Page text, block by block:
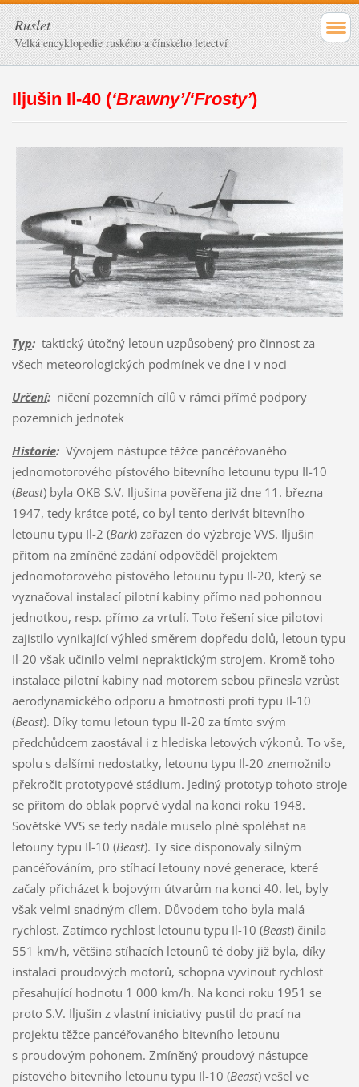
Ruslet
Velká encyklopedie ruského a čínského letectví
Iljušin Il-40 (‘Brawny’/‘Frosty’)
Typ:taktický útočný letoun uzpůsobený pro činnost za
všech meteorologických podmínek ve dne i v noci
Určení:ničení pozemních cílů v rámci přímé podpory
pozemních jednotek
Historie:Vývojem nástupce těžce pancéřovaného
jednomotorového pístového bitevního letounu typu Il-10
(Beast) byla OKB S.V. Iljušina pověřena již dne 11. března
1947, tedy krátce poté, co byl tento derivát bitevního
letounu typu Il-2 (Bark) zařazen do výzbroje VVS. Iljušin
přitom na zmíněné zadání odpověděl projektem
jednomotorového pístového letounu typu Il-20, který se
vyznačoval instalací pilotní kabiny přímo nad pohonnou
jednotkou, resp. přímo za vrtulí. Toto řešení sice pilotovi
zajistilo vynikající výhled směrem dopředu dolů, letoun typu
Il-20 však učinilo velmi nepraktickým strojem. Kromě toho
instalace pilotní kabiny nad motorem sebou přinesla vzrůst
aerodynamického odporu a hmotnosti proti typu Il-10
(Beast). Díky tomu letoun typu Il-20 za tímto svým
předchůdcem zaostával i z hlediska letových výkonů. To vše,
spolu s dalšími nedostatky, letounu typu Il-20 znemožnilo
překročit prototypové stádium. Jediný prototyp tohoto stroje
se přitom do oblak poprvé vydal na konci roku 1948.
Sovětské VVS se tedy nadále muselo plně spoléhat na
letouny typu Il-10 (Beast). Ty sice disponovaly silným
pancéřováním, pro stíhací letouny nové generace, které
začaly přicházet k bojovým útvarům na konci 40. let, byly
však velmi snadným cílem. Důvodem toho byla malá
rychlost. Zatímco rychlost letounu typu Il-10 (Beast) činila
551 km/h, většina stíhacích letounů té doby již byla, díky
instalaci proudových motorů, schopna vyvinout rychlost
přesahující hodnotu 1 000 km/h. Na konci roku 1951 se
proto S.V. Iljušin z vlastní iniciativy pustil do prací na
projektu těžce pancéřovaného bitevního letounu
s proudovým pohonem. Zmíněný proudový nástupce
pístového bitevního letounu typu Il-10 (Beast) vešel ve